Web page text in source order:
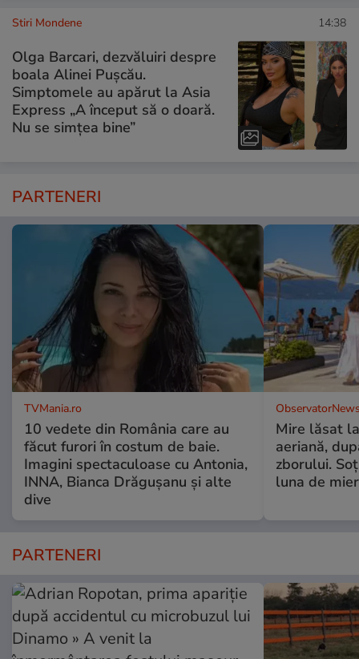
Stiri Mondene 14:38
Olga Barcari, dezvăluiri despre
boala Alinei Pușcău.
Simptomele au apărut la Asia
Express „A început să o doară.
Nu se simțea bine”
PARTENERI
TVMania.ro
10 vedete din România care au
făcut furori în costum de baie.
Imagini spectaculoase cu Antonia,
INNA, Bianca Drăgușanu și alte
dive
Mire lăsat
aeriană,
zborului.
luna de
PARTENERI